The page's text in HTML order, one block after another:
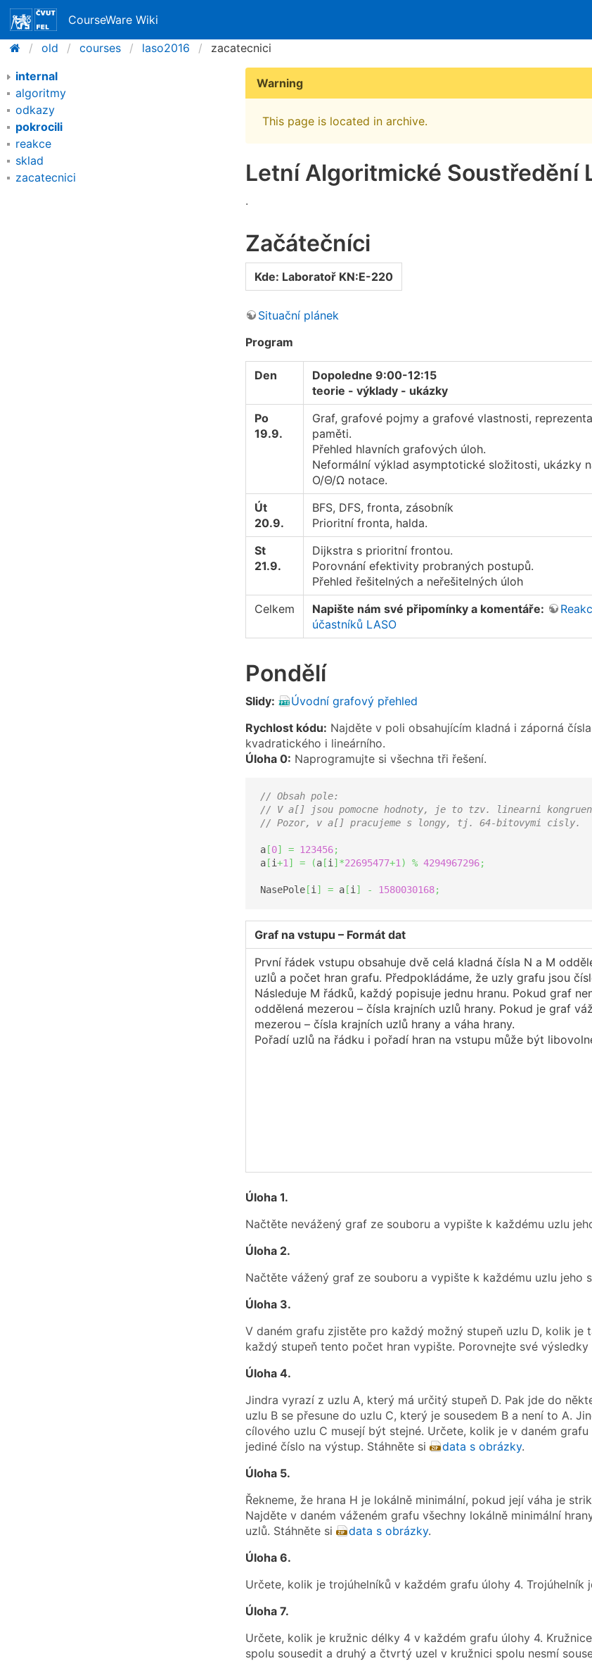
CourseWare Wiki
old
courses laso2016
zacatecnici
internal
algoritmy
odkazy
pokrocili
reakce
sklad
zacatecnici
Warning
This page is located in archive.
Letní Algoritmické Soustředění
.
Začátečníci
Kde: Laboratoř KN:E-220
Situační plánek
Program
Den
Dopoledne 9:00-12:15
teorie - výklady - ukázky
Po
19.9.
Graf, grafové pojmy a grafové vlastnosti,
paměti.
Přehled hlavních grafových úloh.
Neformální výklad asymptotické složitosti, ukázky
O/Θ/Ω notace.
Út
20.9.
BFS, DFS, fronta, zásobník
Prioritní fronta, halda.
St
21.9.
Dijkstra s prioritní frontou.
Porovnání efektivity probraných postupů.
Přehled řešitelných a neřešitelných úloh
Celkem Napište nám své připomínky a komentáře:
účastníků LASO
Pondělí
Slidy:
Úvodní grafový přehled
Rychlost kódu: Najděte v poli obsahujícím kladná i záporná
kvadratického i lineárního.
Úloha 0: Naprogramujte si všechna tři řešení.
// Obsah pole:
// V a[] jsou pomocne hodnoty, je to tzv. linearni
// Pozor, v a[] pracujeme s longy, tj. 64-bitovymi cisly.
a [0] = 123456;
a [i+1] = (a [i] *22695477+1) % 4294967296;
NasePole [i] = a [i] - 1580030168;
Graf na vstupu – Formát dat
První řádek vstupu obsahuje dvě celá kladná čísla N a M
uzlů a počet hran grafu. Předpokládáme, že uzly grafu jsou
Následuje M řádků, každý popisuje jednu hranu. Pokud graf
oddělená mezerou – čísla krajních uzlů hrany. Pokud je graf
mezerou – čísla krajních uzlů hrany a váha hrany.
Pořadí uzlů na řádku i pořadí hran na vstupu může být
Úloha 1.
Načtěte nevážený graf ze souboru a vypište k každému uzlu
Úloha 2.
Načtěte vážený graf ze souboru a vypište k každému uzlu jeho
Úloha 3.
V daném grafu zjistěte pro každý možný stupeň uzlu D, kolik
každý stupeň tento počet hran vypište. Porovnejte své
Úloha 4.
Jindra vyrazí z uzlu A, který má určitý stupeň D. Pak jde do
uzlu B se přesune do uzlu C, který je sousedem B a není to A.
cílového uzlu C musejí být stejné. Určete, kolik je v daném
jediné číslo na výstup. Stáhněte si
data s obrázky.
Úloha 5.
Řekneme, že hrana H je lokálně minimální, pokud její váha je
Najděte v daném váženém grafu všechny lokálně minimální
uzlů. Stáhněte si
data s obrázky.
Úloha 6.
Určete, kolik je trojúhelníků v každém grafu úlohy 4.
Úloha 7.
Určete, kolik je kružnic délky 4 v každém grafu úlohy 4.
spolu sousedit a druhý a čtvrtý uzel v kružnici spolu nesmí